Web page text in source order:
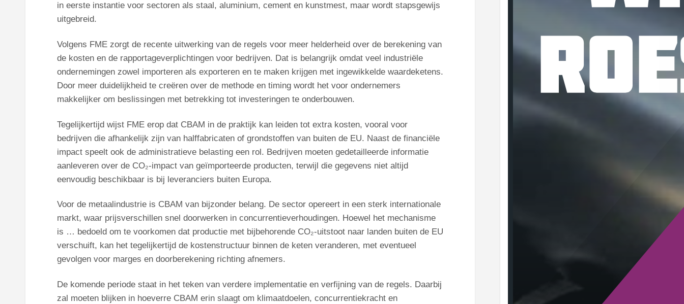
in eerste instantie voor sectoren als staal, aluminium, cement en kunstmest, maar wordt stapsgewijs
uitgebreid.
Volgens FME zorgt de recente uitwerking van de regels voor meer helderheid over de berekening van
de kosten en de rapportageverplichtingen voor bedrijven. Dat is belangrijk omdat veel industriële
ondernemingen zowel importeren als exporteren en te maken krijgen met ingewikkelde waardeketens.
Door meer duidelijkheid te creëren over de methode en timing wordt het voor ondernemers
makkelijker om beslissingen met betrekking tot investeringen te onderbouwen.
Tegelijkertijd wijst FME erop dat CBAM in de praktijk kan leiden tot extra kosten, vooral voor
bedrijven die afhankelijk zijn van halffabricaten of grondstoffen van buiten de EU. Naast de financiële
impact speelt ook de administratieve belasting een rol. Bedrijven moeten gedetailleerde informatie
aanleveren over de CO₂-impact van geïmporteerde producten, terwijl die gegevens niet altijd
eenvoudig beschikbaar is bij leveranciers buiten Europa.
Voor de metaalindustrie is CBAM van bijzonder belang. De sector opereert in een sterk internationale
markt, waar prijsverschillen snel doorwerken in concurrentieverhoudingen. Hoewel het mechanisme
is … bedoeld om te voorkomen dat productie met bijbehorende CO₂-uitstoot naar landen buiten de EU
verschuift, kan het tegelijkertijd de kostenstructuur binnen de keten veranderen, met eventueel
gevolgen voor marges en doorberekening richting afnemers.
De komende periode staat in het teken van verdere implementatie en verfijning van de regels. Daarbij
zal moeten blijken in hoeverre CBAM erin slaagt om klimaatdoelen, concurrentiekracht en